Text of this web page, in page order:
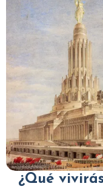
¿Qué